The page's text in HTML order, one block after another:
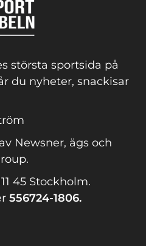
största sportsida på
du nyheter, snackisar
Newsner, ägs och
45 Stockholm.
556724-1806.